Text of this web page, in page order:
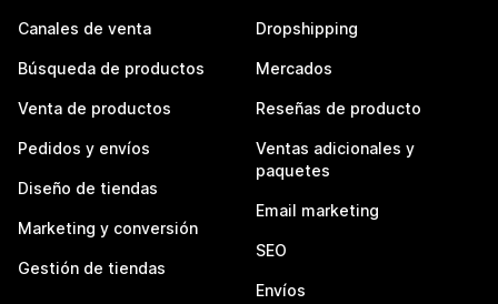
Canales de venta
Búsqueda de productos
Venta de productos
Pedidos y envíos
Diseño de tiendas
Marketing y conversión
Gestión de tiendas
Dropshipping
Mercados
Reseñas de producto
Ventas adicionales y
paquetes
Email marketing
SEO
Envíos